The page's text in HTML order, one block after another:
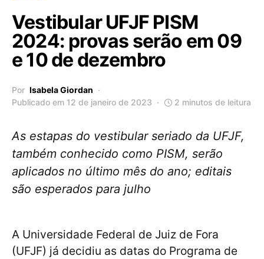
Vestibular UFJF PISM
2024: provas serão em 09
e 10 de dezembro
Por Isabela Giordan
Publicado em 12 de janeiro de 2023
2 minutos de leitura
As estapas do vestibular seriado da UFJF,
também conhecido como PISM, serão
aplicados no último mês do ano; editais
são esperados para julho
A Universidade Federal de Juiz de Fora
(UFJF) já decidiu as datas do Programa de